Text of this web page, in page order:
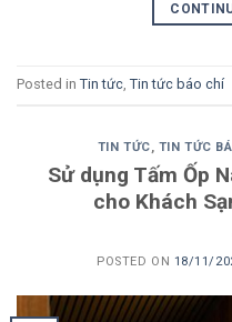
Posted in Tin tức, Tin tức báo chí
TIN TỨC, TIN TỨC
Sử dụng Tấm Ốp
cho Khách
POSTED ON 18/11/